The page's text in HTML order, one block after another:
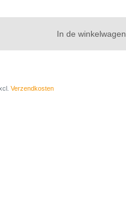
In de winkelwagen
Verzendkosten